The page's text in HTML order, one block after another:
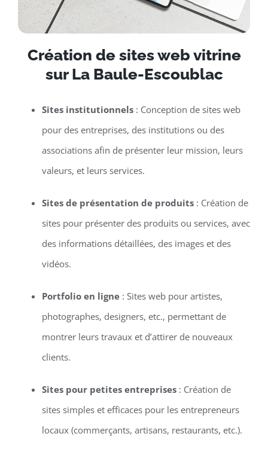
Création de sites web vitrine
sur La Baule-Escoublac
Sites institutionnels: Conception de sites web
pour des entreprises, des institutions ou des
associations afin de présenter leur mission, leurs
valeurs, et leurs services.
Sites de présentation de produits: Création de
sites pour présenter des produits ou services, avec
des informations détaillées, des images et des
vidéos.
Portfolio en ligne: Sites web pour artistes,
photographes, designers, etc., permettant de
montrer leurs travaux et d’attirer de nouveaux
clients.
Sites pour petites entreprises: Création de
sites simples et efficaces pour les entrepreneurs
locaux (commerçants, artisans, restaurants, etc.).